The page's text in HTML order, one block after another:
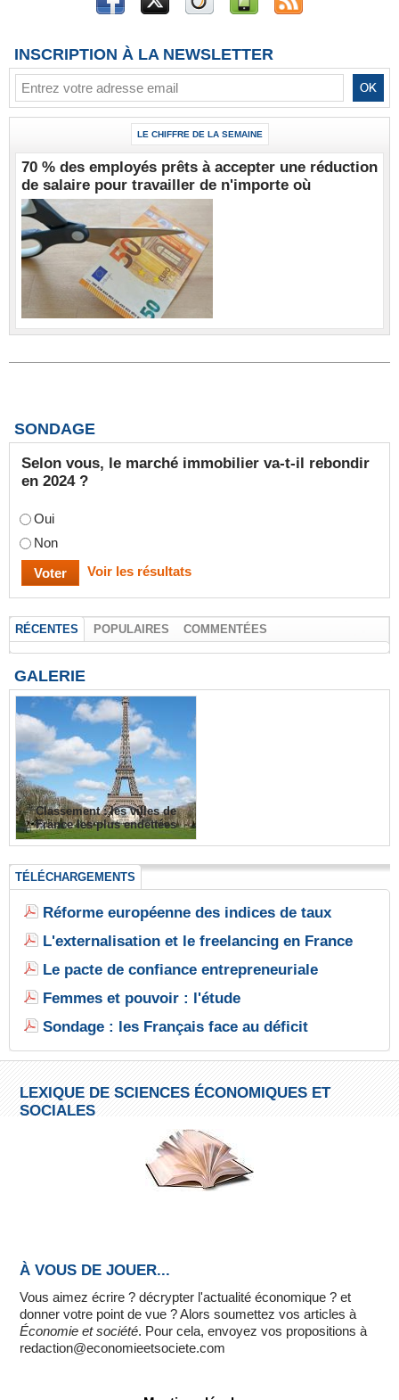
INSCRIPTION À LA NEWSLETTER
LE CHIFFRE DE LA SEMAINE
70 % des employés prêts à accepter une réduction
de salaire pour travailler de n'importe où
SONDAGE
Selon vous, le marché immobilier va-t-il rebondir
en 2024 ?
Oui
Non
Voir les résultats
RÉCENTES POPULAIRES COMMENTÉES
GALERIE
Classement : les villes de
France les plus endettées
TÉLÉCHARGEMENTS
Réforme européenne des indices de taux
L'externalisation et le freelancing en France
Le pacte de confiance entrepreneuriale
Femmes et pouvoir : l'étude
Sondage : les Français face au déficit
LEXIQUE DE SCIENCES ÉCONOMIQUES ET
SOCIALES
À VOUS DE JOUER...
Vous aimez écrire ? décrypter l'actualité économique ? et
donner votre point de vue ? Alors soumettez vos articles à
Économie et société. Pour cela, envoyez vos propositions à
redaction@economieetsociete.com